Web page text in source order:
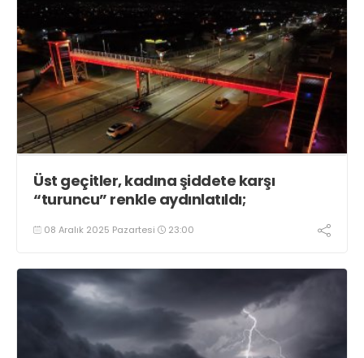
Üst geçitler, kadına şiddete karşı
“turuncu” renkle aydınlatıldı;
08 Aralık 2025 Pazartesi 23:00